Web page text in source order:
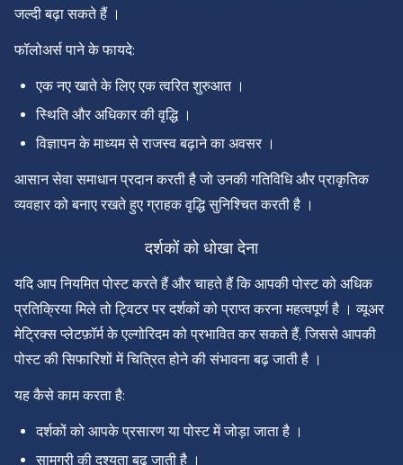
जल्दी बढ़ा सकते हैं ।
फॉलोअर्स पाने के फायदे:
एक नए खाते के लिए एक त्वरित शुरुआत ।
स्थिति और अधिकार की वृद्धि ।
विज्ञापन के माध्यम से राजस्व बढ़ाने का अवसर ।
आसान सेवा समाधान प्रदान करती है जो उनकी गतिविधि और प्राकृतिक
व्यवहार को बनाए रखते हुए ग्राहक वृद्धि सुनिश्चित करती है ।
दर्शकों को धोखा देना
यदि आप नियमित पोस्ट करते हैं और चाहते हैं कि आपकी पोस्ट को अधिक
प्रतिक्रिया मिले तो ट्विटर पर दर्शकों को प्राप्त करना महत्वपूर्ण है । व्यूअर
मेट्रिक्स प्लेटफ़ॉर्म के एल्गोरिदम को प्रभावित कर सकते हैं, जिससे आपकी
पोस्ट की सिफारिशों में चित्रित होने की संभावना बढ़ जाती है ।
यह कैसे काम करता है:
दर्शकों को आपके प्रसारण या पोस्ट में जोड़ा जाता है ।
सामग्री की दृश्यता बढ़ जाती है ।